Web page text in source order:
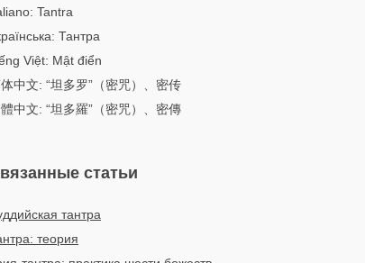
Tantra
Тантра
Việt: Mật điển
中文: “坦多罗”（密咒）、密传
中文: “坦多羅”（密咒）、密傳
статьи
тантра
теория